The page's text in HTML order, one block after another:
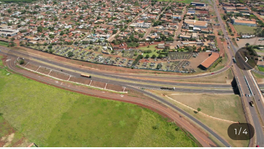
‹ ›
1 / 4